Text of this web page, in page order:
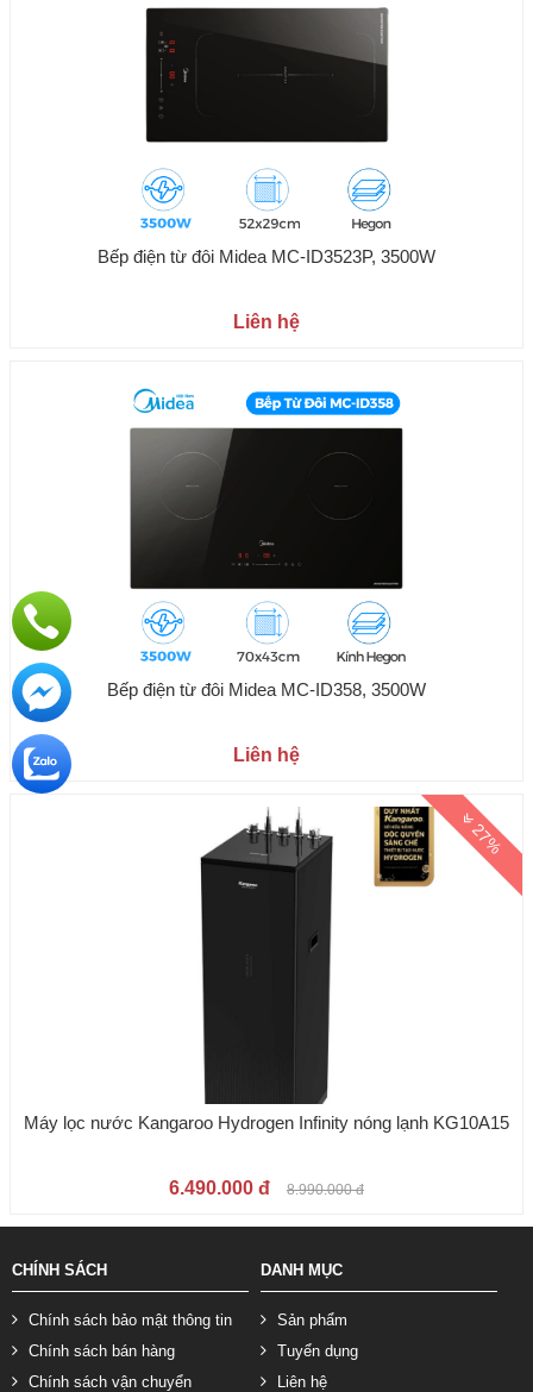
Bếp điện từ đôi Midea MC-ID3523P, 3500W
Liên hệ
Bếp điện từ đôi Midea MC-ID358, 3500W
Liên hệ
27%
Máy lọc nước Kangaroo Hydrogen Infinity nóng lạnh KG10A15
6.490.000 đ 8.990.000 đ
CHÍNH SÁCH
Chính sách bảo mật thông tin
Chính sách bán hàng
Chính sách vận chuyển
DANH MỤC
Sản phẩm
Tuyển dụng
Liên hệ